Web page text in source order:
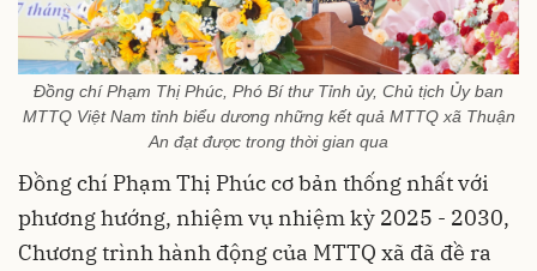
Đồng chí Phạm Thị Phúc, Phó Bí thư Tỉnh ủy, Chủ tịch Ủy ban
MTTQ Việt Nam tỉnh biểu dương những kết quả MTTQ xã Thuận
An đạt được trong thời gian qua
Đồng chí Phạm Thị Phúc cơ bản thống nhất với
phương hướng, nhiệm vụ nhiệm kỳ 2025 - 2030,
Chương trình hành động của MTTQ xã đã đề ra